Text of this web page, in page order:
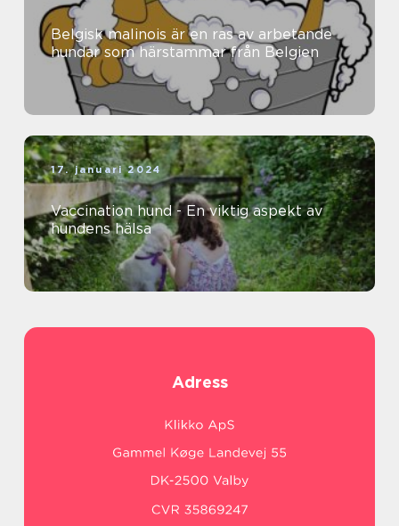
Belgisk malinois är en ras av arbetande
hundar som härstammar från Belgien
17. januari 2024
Vaccination hund - En viktig aspekt av
hundens hälsa
Adress